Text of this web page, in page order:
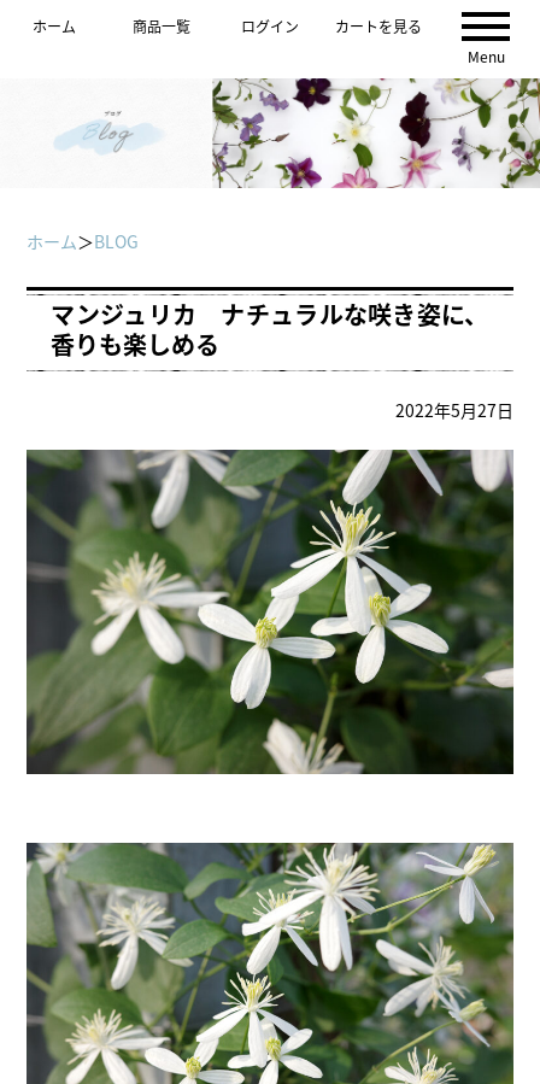
ホーム 商品一覧 ログイン
カートを見る
Menu
ホーム＞BLOG
マンジュリカ ナチュラルな咲き姿に、
香りも楽しめる
2022年5月27日